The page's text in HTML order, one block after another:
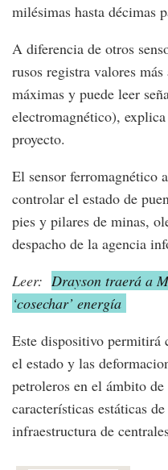
milésimas hasta décimas
A diferencia de otros
rusos registra valores
máximas y puede leer
electromagnético),
proyecto.
El sensor ferromagnético
controlar el estado de
pies y pilares de minas,
despacho de la agencia
Leer: Drayson traerá a
‘cosechar’ energía
Este dispositivo permitirá
el estado y las
petroleros en el ámbito
características estáticas
infraestructura de